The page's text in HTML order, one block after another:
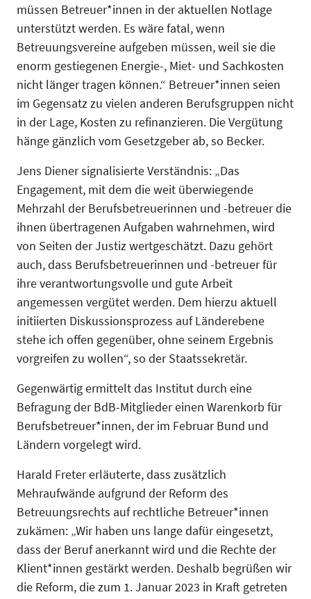
müssen Betreuer*innen in der aktuellen Notlage
unterstützt werden. Es wäre fatal, wenn
Betreuungsvereine aufgeben müssen, weil sie die
enorm gestiegenen Energie-, Miet- und Sachkosten
nicht länger tragen können.“ Betreuer*innen seien
im Gegensatz zu vielen anderen Berufsgruppen nicht
in der Lage, Kosten zu refinanzieren. Die Vergütung
hänge gänzlich vom Gesetzgeber ab, so Becker.
Jens Diener signalisierte Verständnis: „Das
Engagement, mit dem die weit überwiegende
Mehrzahl der Berufsbetreuerinnen und -betreuer die
ihnen übertragenen Aufgaben wahrnehmen, wird
von Seiten der Justiz wertgeschätzt. Dazu gehört
auch, dass Berufsbetreuerinnen und -betreuer für
ihre verantwortungsvolle und gute Arbeit
angemessen vergütet werden. Dem hierzu aktuell
initiierten Diskussionsprozess auf Länderebene
stehe ich offen gegenüber, ohne seinem Ergebnis
vorgreifen zu wollen“, so der Staatssekretär.
Gegenwärtig ermittelt das Institut durch eine
Befragung der BdB-Mitglieder einen Warenkorb für
Berufsbetreuer*innen, der im Februar Bund und
Ländern vorgelegt wird.
Harald Freter erläuterte, dass zusätzlich
Mehraufwände aufgrund der Reform des
Betreuungsrechts auf rechtliche Betreuer*innen
zukämen: „Wir haben uns lange dafür eingesetzt,
dass der Beruf anerkannt wird und die Rechte der
Klient*innen gestärkt werden. Deshalb begrüßen wir
die Reform, die zum 1. Januar 2023 in Kraft getreten